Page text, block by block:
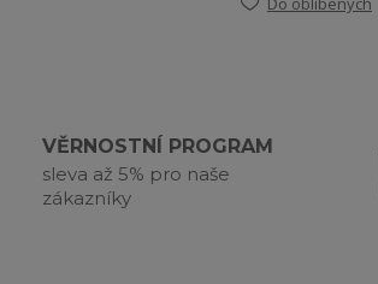
VĚRNOSTNÍ PROGRAM
sleva až 5% pro naše
zákazníky